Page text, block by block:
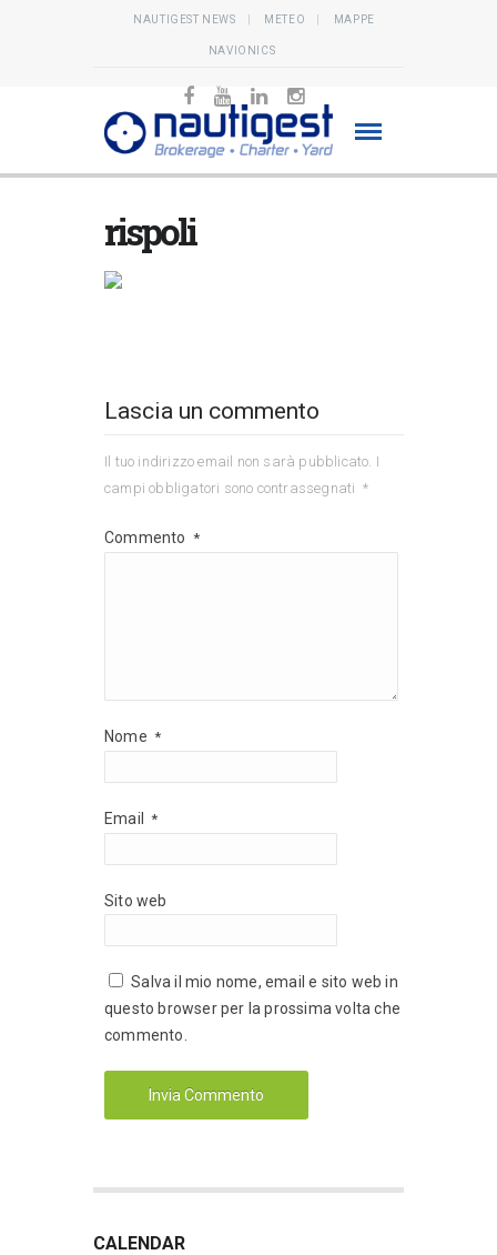
NAUTIGEST NEWS METEO MAPPE
NAVIONICS
rispoli
Lascia un commento
Il tuo indirizzo email non sarà pubblicato. I
campi obbligatori sono contrassegnati *
Commento *
Nome *
Email *
Sito web
Salva il mio nome, email e sito web in
questo browser per la prossima volta che
commento.
CALENDAR